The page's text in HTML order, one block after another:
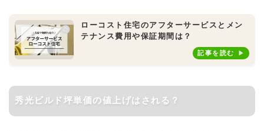
ローコスト住宅のアフターサービスとメン
テナンス費用や保証期間は？
記事を読む
秀光ビルド坪単価の値上げはされる？